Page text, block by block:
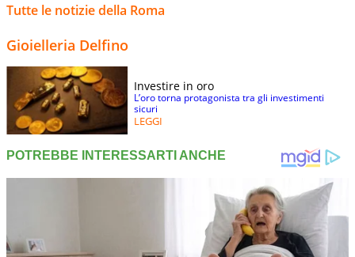
Tutte le notizie della Roma
Gioielleria Delfino
Investire in oro
L’oro torna protagonista tra gli investimenti
sicuri
LEGGI